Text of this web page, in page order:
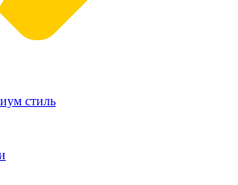
стиль